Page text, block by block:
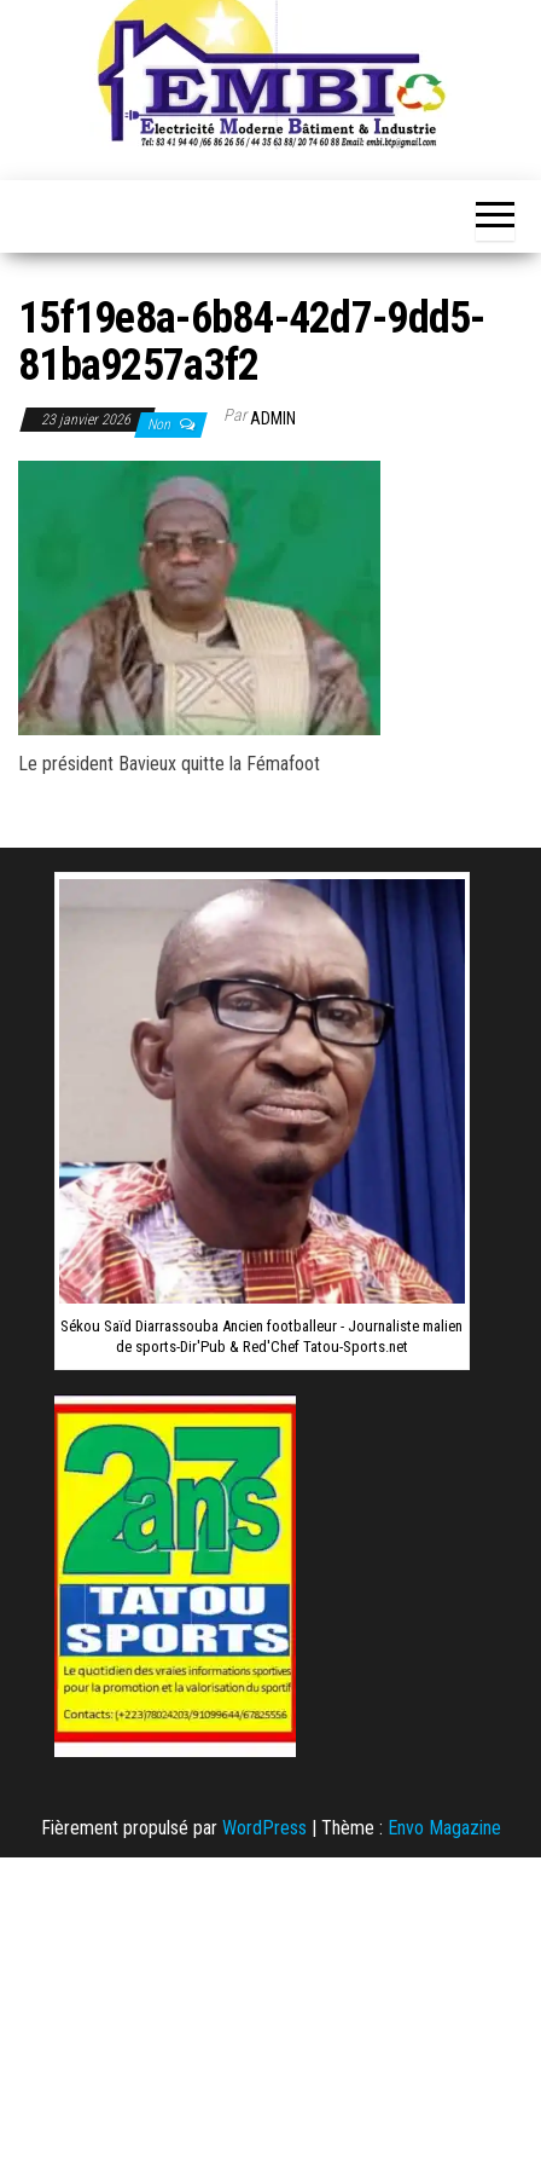
15f19e8a-6b84-42d7-9dd5-
81ba9257a3f2
23 janvier 2026 Non ParADMIN
Le président Bavieux quitte la Fémafoot
Sékou Saïd Diarrassouba Ancien footballeur - Journaliste malien
de sports-Dir'Pub & Red'Chef Tatou-Sports.net
Fièrement propulsé par WordPress | Thème : Envo Magazine